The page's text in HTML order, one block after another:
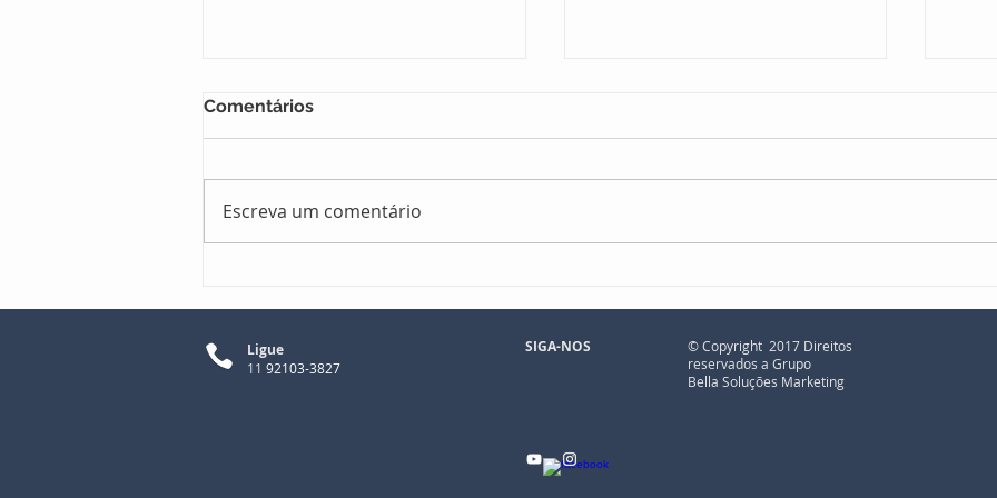
Comentários
Escreva um comentário
Ligue
11 92103-3827
SIGA-NOS
© Copyright 2017 Direitos
reservados a Grupo
Bella Soluções Marketing